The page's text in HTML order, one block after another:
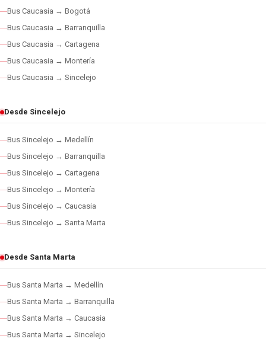
Bus Caucasia → Bogotá
Bus Caucasia → Barranquilla
Bus Caucasia → Cartagena
Bus Caucasia → Montería
Bus Caucasia → Sincelejo
Desde Sincelejo
Bus Sincelejo → Medellín
Bus Sincelejo → Barranquilla
Bus Sincelejo → Cartagena
Bus Sincelejo → Montería
Bus Sincelejo → Caucasia
Bus Sincelejo → Santa Marta
Desde Santa Marta
Bus Santa Marta → Medellín
Bus Santa Marta → Barranquilla
Bus Santa Marta → Caucasia
Bus Santa Marta → Sincelejo